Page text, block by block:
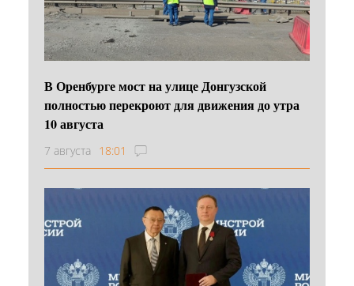
В Оренбурге мост на улице Донгузской
полностью перекроют для движения до утра
10 августа
7 августа 18:01